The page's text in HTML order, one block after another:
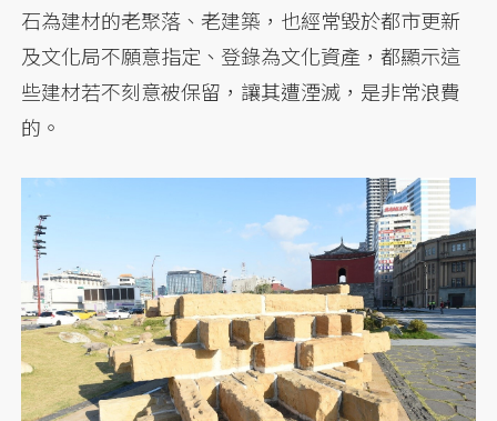
石為建材的老聚落、老建築，也經常毀於都市更新
及文化局不願意指定、登錄為文化資產，都顯示這
些建材若不刻意被保留，讓其遭湮滅，是非常浪費
的。